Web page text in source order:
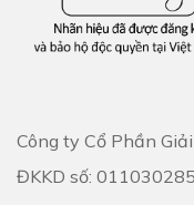
Công ty Cổ Phần
ĐKKD số: